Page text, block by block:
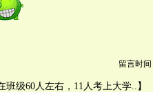
留言时间
级60人左右，11人考上大学..】